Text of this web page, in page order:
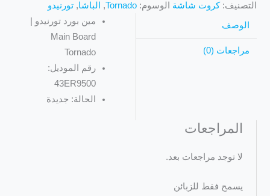
التصنيف:كروت شاشة الوسوم:Tornado
, الباشا,تورنيدو
الوصف
مراجعات (0)
مين بورد تورنيدو |
Main Board
Tornado
رقم الموديل:
43ER9500
الحالة: جديدة
المراجعات
لا توجد مراجعات بعد.
يسمح فقط للزبائن